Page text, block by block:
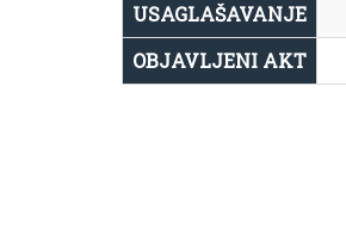
USAGLAŠAVANJE
OBJAVLJENI AKT